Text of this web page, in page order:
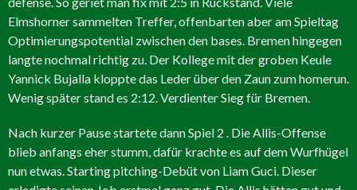
Elmshorner sammelten Treffer, offenbarten aber am Spieltag
Optimierungspotential zwischen den bases. Bremen hingegen
langte nochmal richtig zu. Der Kollege mit der groben Keule
Yannick Bujalla kloppte das Leder über den Zaun zum homerun.
Wenig später stand es 2:12. Verdienter Sieg für Bremen.
Nach kurzer Pause startete dann Spiel 2 . Die Allis-Offense
blieb anfangs eher stumm, dafür krachte es auf dem Wurfhügel
nun etwas. Starting pitching-Debüt von Liam Guci. Dieser